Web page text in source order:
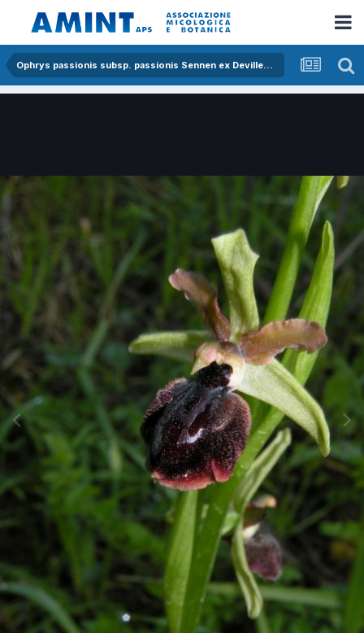
Ophrys passionis subsp. passionis Sennen ex Devillers-Tersch. & Devillers x ophrys exaltata subsp. morisii (Martelli) Del Prete